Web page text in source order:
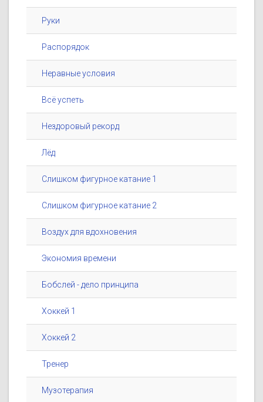
Руки
Распорядок
Неравные условия
Всё успеть
Нездоровый рекорд
Лёд
Слишком фигурное катание 1
Слишком фигурное катание 2
Воздух для вдохновения
Экономия времени
Бобслей - дело принципа
Хоккей 1
Хоккей 2
Тренер
Музотерапия